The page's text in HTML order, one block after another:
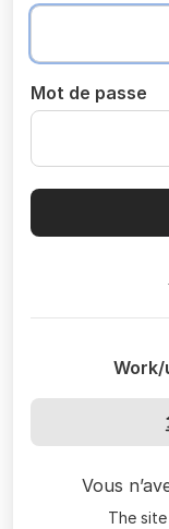
Mot de passe
Vous
The